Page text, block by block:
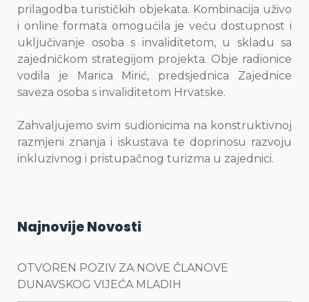
prilagodba turističkih objekata. Kombinacija uživo
i online formata omogućila je veću dostupnost i
uključivanje osoba s invaliditetom, u skladu sa
zajedničkom strategijom projekta. Obje radionice
vodila je Marica Mirić, predsjednica Zajednice
saveza osoba s invaliditetom Hrvatske.
Zahvaljujemo svim sudionicima na konstruktivnoj
razmjeni znanja i iskustava te doprinosu razvoju
inkluzivnog i pristupačnog turizma u zajednici.
Najnovije Novosti
OTVOREN POZIV ZA NOVE ČLANOVE
DUNAVSKOG VIJEĆA MLADIH